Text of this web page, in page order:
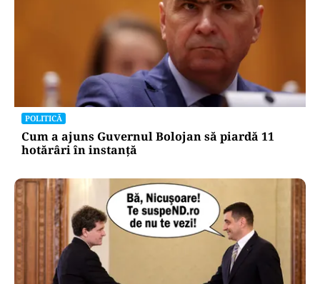
POLITICĂ
Cum a ajuns Guvernul Bolojan să piardă 11
hotărâri în instanță